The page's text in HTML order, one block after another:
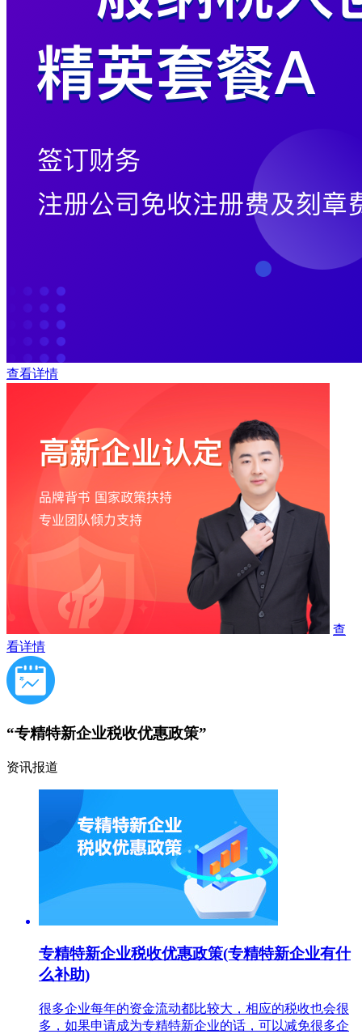
查看详情
查
看详情
“专精特新企业税收优惠政策”
资讯报道
专精特新企业税收优惠政策(专精特新企业有什
么补助)
很多企业每年的资金流动都比较大，相应的税收也会很
多，如果申请成为专精特新企业的话，可以减免很多企